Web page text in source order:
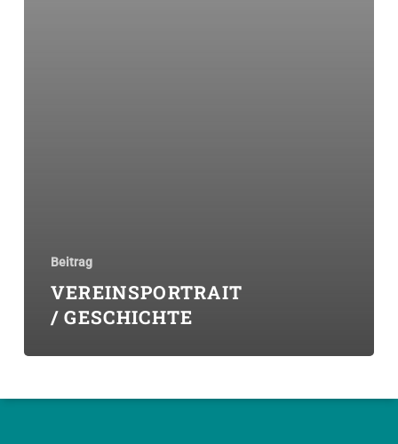
Beitrag
VEREINSPORTRAIT
/ GESCHICHTE